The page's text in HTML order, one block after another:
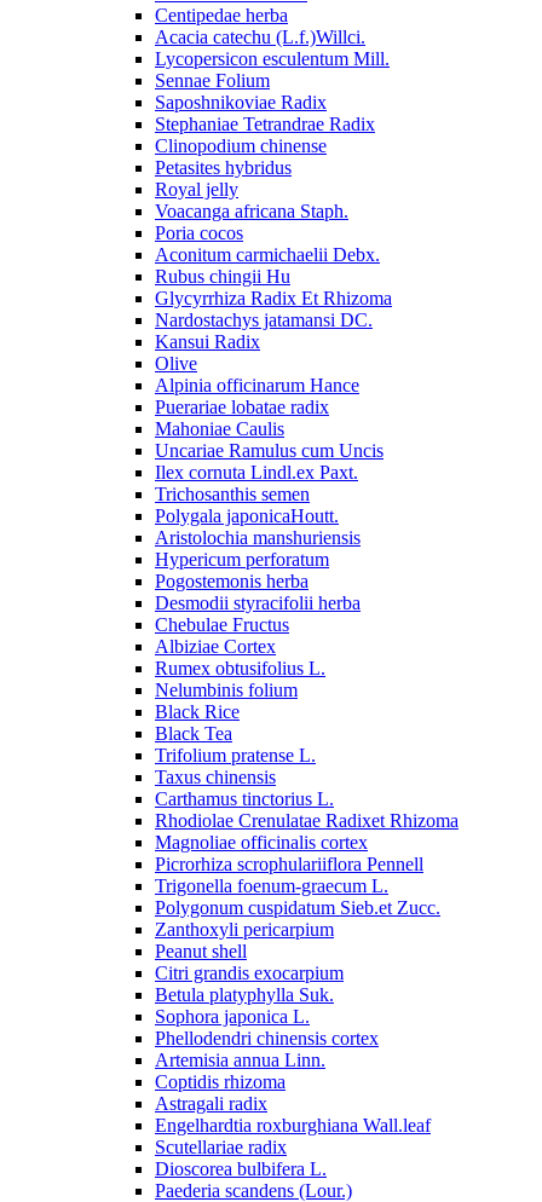
Centipedae herba
Acacia catechu (L.f.)Willci.
Lycopersicon esculentum Mill.
Sennae Folium
Saposhnikoviae Radix
Stephaniae Tetrandrae Radix
Clinopodium chinense
Petasites hybridus
Royal jelly
Voacanga africana Staph.
Poria cocos
Aconitum carmichaelii Debx.
Rubus chingii Hu
Glycyrrhiza Radix Et Rhizoma
Nardostachys jatamansi DC.
Kansui Radix
Olive
Alpinia officinarum Hance
Puerariae lobatae radix
Mahoniae Caulis
Uncariae Ramulus cum Uncis
Ilex cornuta Lindl.ex Paxt.
Trichosanthis semen
Polygala japonicaHoutt.
Aristolochia manshuriensis
Hypericum perforatum
Pogostemonis herba
Desmodii styracifolii herba
Chebulae Fructus
Albiziae Cortex
Rumex obtusifolius L.
Nelumbinis folium
Black Rice
Black Tea
Trifolium pratense L.
Taxus chinensis
Carthamus tinctorius L.
Rhodiolae Crenulatae Radixet Rhizoma
Magnoliae officinalis cortex
Picrorhiza scrophulariiflora Pennell
Trigonella foenum-graecum L.
Polygonum cuspidatum Sieb.et Zucc.
Zanthoxyli pericarpium
Peanut shell
Citri grandis exocarpium
Betula platyphylla Suk.
Sophora japonica L.
Phellodendri chinensis cortex
Artemisia annua Linn.
Coptidis rhizoma
Astragali radix
Engelhardtia roxburghiana Wall.leaf
Scutellariae radix
Dioscorea bulbifera L.
Paederia scandens (Lour.)